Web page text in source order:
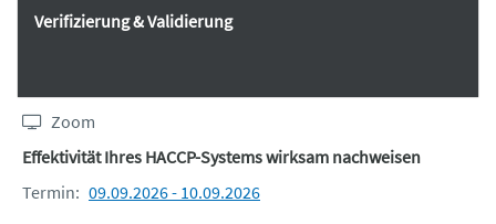
Verifizierung & Validierung
Zoom
Effektivität Ihres HACCP-Systems wirksam nachweisen
Termin: 09.09.2026 - 10.09.2026